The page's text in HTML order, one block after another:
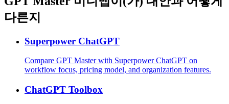
다른지
Superpower ChatGPT
Compare GPT Master with Superpower ChatGPT on
workflow focus, pricing model, and organization features.
ChatGPT Toolbox